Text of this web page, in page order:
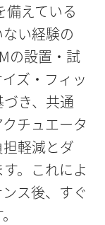
備えている
い経験の
の設置・試
ズ・フィッ
き、共通
チュエータ
軽減とダ
。これによ
ス後、すぐ